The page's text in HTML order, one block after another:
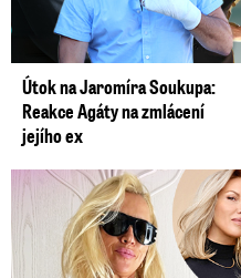
Útok na Jaromíra Soukupa:
Reakce Agáty na zmlácení
jejího ex
Krásná sestra Krainové bez